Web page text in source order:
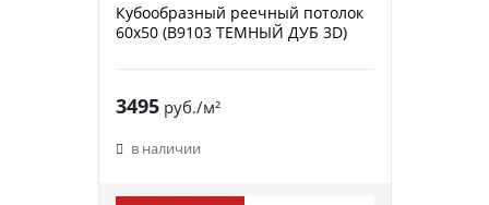
Кубообразный реечный потолок
60х50 (B9103 ТЕМНЫЙ ДУБ 3D)
3495руб./м²
в наличии